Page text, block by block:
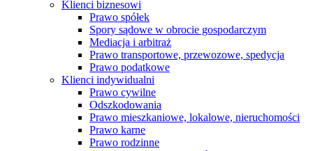
Klienci biznesowi
Prawo spółek
Spory sądowe w obrocie gospodarczym
Mediacja i arbitraż
Prawo transportowe, przewozowe, spedycja
Prawo podatkowe
Klienci indywidualni
Prawo cywilne
Odszkodowania
Prawo mieszkaniowe, lokalowe, nieruchomości
Prawo karne
Prawo rodzinne